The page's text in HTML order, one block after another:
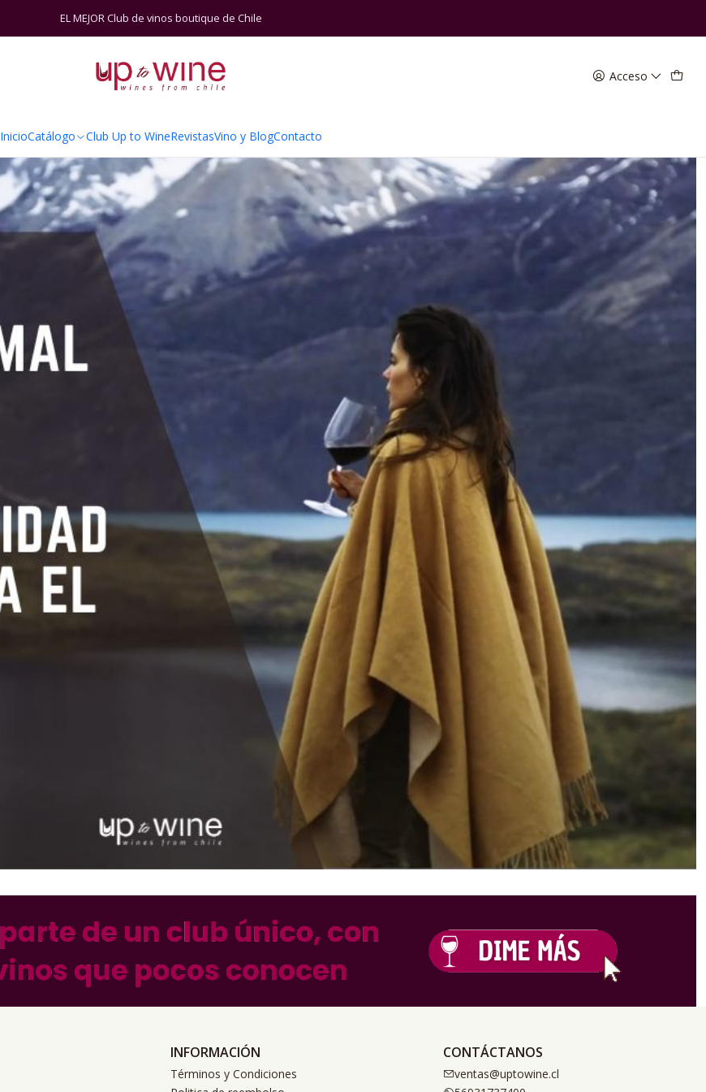
Acceso
InicioCatálogo Club Up to WineRevistasVino y BlogContacto
EL MEJOR Club de vinos boutique de Chile
Lo Indómito Mal Contado: Una Oportunidad Perdida para el Vino Chileno
INFORMACIÓN
Términos y Condiciones
CONTÁCTANOS
ventas@uptowine.cl